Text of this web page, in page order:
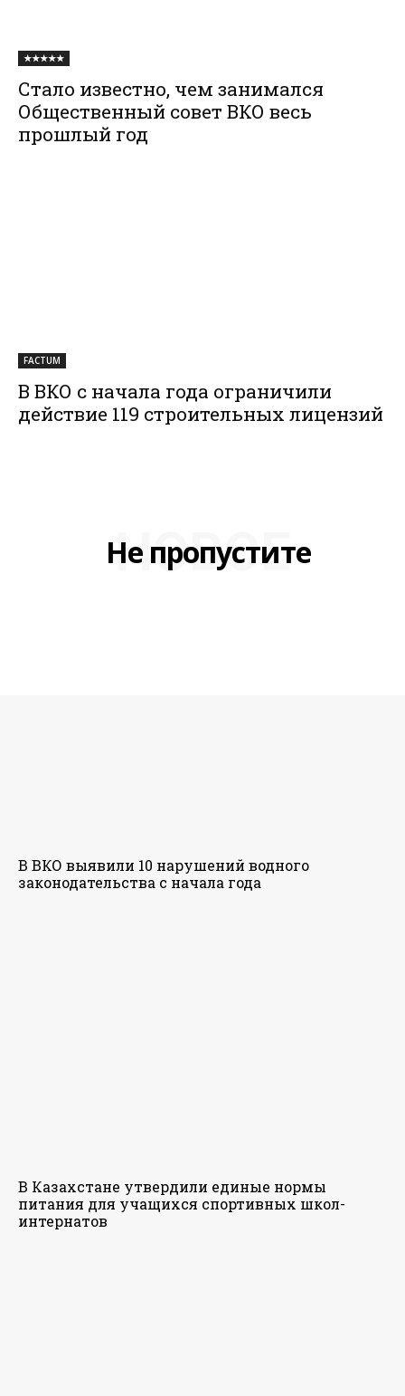
★★★★★
Стало известно, чем занимался
Общественный совет ВКО весь
прошлый год
FACTUM
В ВКО с начала года ограничили
действие 119 строительных лицензий
Не пропустите
НОВОЕ
В ВКО выявили 10 нарушений водного
законодательства с начала года
В Казахстане утвердили единые нормы
питания для учащихся спортивных школ-
интернатов